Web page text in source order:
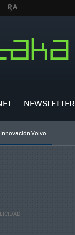
NEWSLETTER
Innovación Volvo